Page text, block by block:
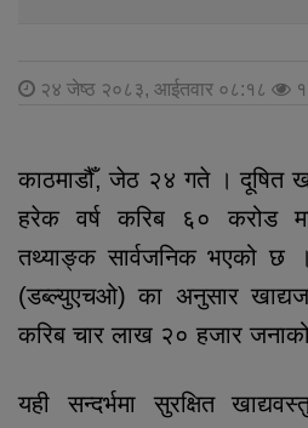
२४ जेष्ठ २०८३, आईतवार ०८:१८
काठमाडौँ, जेठ २४ गते । दूषित
हरेक वर्ष करिब ६० करोड
तथ्याङ्क सार्वजनिक भएको छ
(डब्ल्युएचओ) का अनुसार
करिब चार लाख २० हजार
यही सन्दर्भमा सुरक्षित